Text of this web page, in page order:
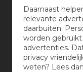
Daarnaast
relevante
daarbuiten.
worden gebruikt
advertenties.
privacy
weten? Lees
Mijn ervaring in
Jouw mening